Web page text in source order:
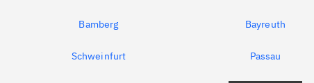
Bamberg Bayreuth
Schweinfurt Passau